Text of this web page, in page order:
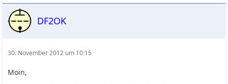
DF2OK
30. November 2012 um 10:15
Moin,